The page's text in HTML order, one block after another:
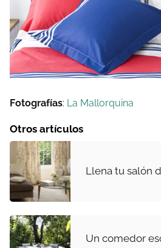
Fotografías: La Mallorquina
Otros artículos
Llena tu salón
Un comedor